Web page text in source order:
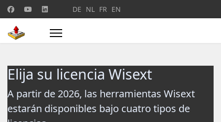
Seleccione su idioma
DE NL FR EN
Elija su licencia Wisext
A partir de 2026, las herramientas Wisext
estarán disponibles bajo cuatro tipos de